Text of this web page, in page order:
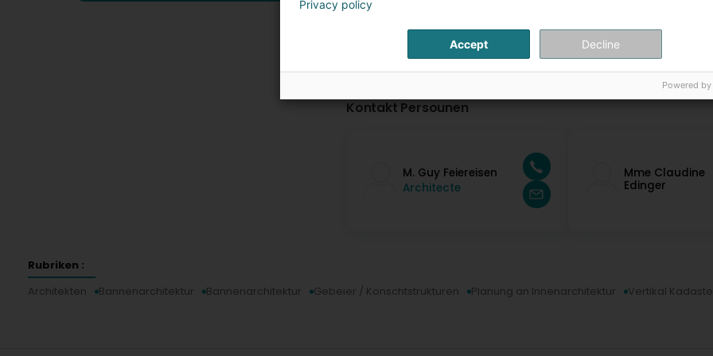
Kontakt Persounen
M. Guy Feiereisen
Architecte
Mme Claudine
Edinger
Rubriken :
Architekten
Bannenarchitektur Bannenarchitektur Gebeier / Konschtstrukturen Planung an Innenarchitektur Vertikal
Privacy policy
Accept Decline
Powered by